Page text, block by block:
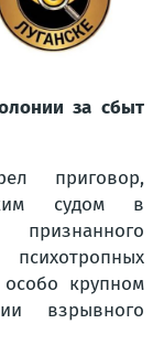
за сбыт
приговор,
судом в
крупном
взрывного